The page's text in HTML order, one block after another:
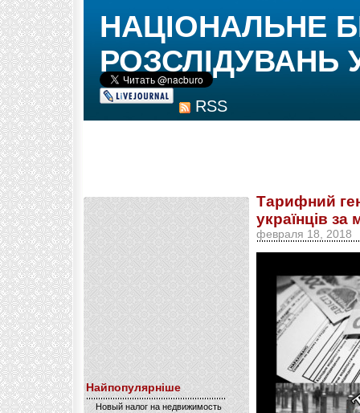
RSS
НАЦІОНАЛЬНЕ
РОЗСЛІДУВАНЬ
Найпопулярніше
Новый налог на недвижимость
Тарифний
українців
февраля 18, 2018